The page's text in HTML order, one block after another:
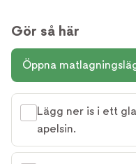
Gör så här
Öppna
Lägg ner is i ett
apelsin.